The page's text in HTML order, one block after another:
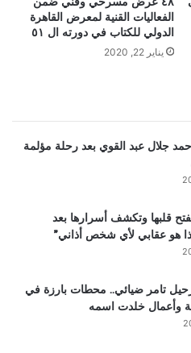
الفعاليات القنية لمعرض القاهرة
الدولي للكتاب في دورته ال ٥١
يناير 22, 2020
جلال عبد القوي بعد رحلة مؤلمة
قلبها وتكشف أسرارها بعد
هو عقابي لأي شخص أذاني”
تامر ضيائي.. محطات بارزة في
وأعمال خلدت اسمه